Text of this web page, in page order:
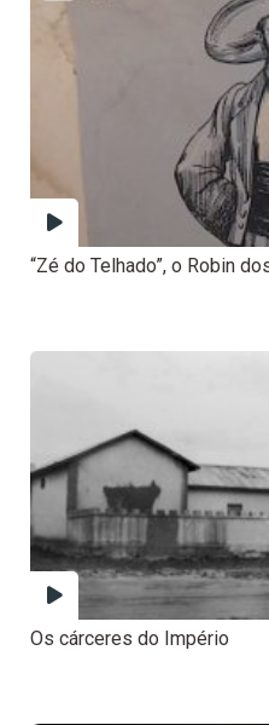
“Zé do Telhado”, o Robin
Os cárceres do Império